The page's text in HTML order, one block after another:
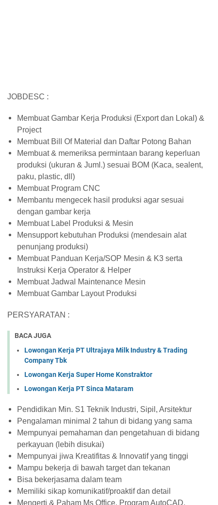
JOBDESC :
Membuat Gambar Kerja Produksi (Export dan Lokal) &
Project
Membuat Bill Of Material dan Daftar Potong Bahan
Membuat & memeriksa permintaan barang keperluan
produksi (ukuran & Juml.) sesuai BOM (Kaca, sealent,
paku, plastic, dll)
Membuat Program CNC
Membantu mengecek hasil produksi agar sesuai
dengan gambar kerja
Membuat Label Produksi & Mesin
Mensupport kebutuhan Produksi (mendesain alat
penunjang produksi)
Membuat Panduan Kerja/SOP Mesin & K3 serta
Instruksi Kerja Operator & Helper
Membuat Jadwal Maintenance Mesin
Membuat Gambar Layout Produksi
PERSYARATAN :
BACA JUGA
Lowongan Kerja PT Ultrajaya Milk Industry & Trading
Company Tbk
Lowongan Kerja Super Home Konstraktor
Lowongan Kerja PT Sinca Mataram
Pendidikan Min. S1 Teknik Industri, Sipil, Arsitektur
Pengalaman minimal 2 tahun di bidang yang sama
Mempunyai pemahaman dan pengetahuan di bidang
perkayuan (lebih disukai)
Mempunyai jiwa Kreatifitas & Innovatif yang tinggi
Mampu bekerja di bawah target dan tekanan
Bisa bekerjasama dalam team
Memiliki sikap komunikatif/proaktif dan detail
Mengerti & Paham Ms Office, Program AutoCAD,